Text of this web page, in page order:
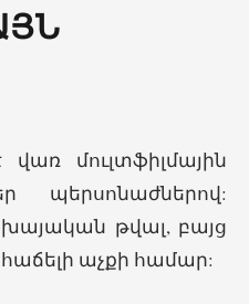
մուլտֆիլմային
պերսոնաժներով:
թվալ, բայց
աչքի համար: